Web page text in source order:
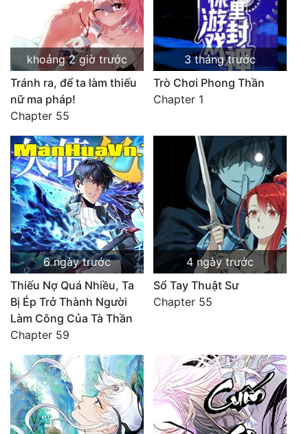
khoảng 2 giờ trước
Tránh ra, để ta làm thiếu
nữ ma pháp!
Chapter 55
3 tháng trước
Trò Chơi Phong Thần
Chapter 1
6 ngày trước
Thiếu Nợ Quá Nhiều, Ta
Bị Ép Trở Thành Người
Làm Công Của Tà Thần
Chapter 59
4 ngày trước
Sổ Tay Thuật Sư
Chapter 55